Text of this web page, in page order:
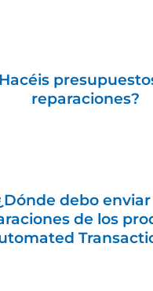
reparaciones?
debo enviar
de los